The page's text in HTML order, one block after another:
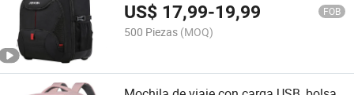
US$ 17,99-19,99 FOB
500 Piezas (MOQ)